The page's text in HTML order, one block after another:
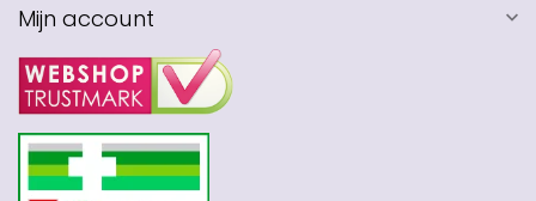
Mijn account